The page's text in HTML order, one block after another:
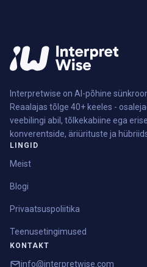
Interpretwise on AI-põhine
Reaalajas tõlge 40+ keeles -
veebilingi abil, tõlkekabiine ega
konverentside, äriürituste ja
LINGID
Meist
Blogi
Privaatsuspoliitika
Teenusetingimused
KONTAKT
info@interpretwise.com